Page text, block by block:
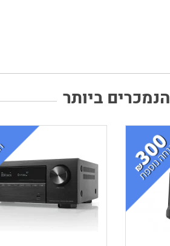
הנמכרים ביותר